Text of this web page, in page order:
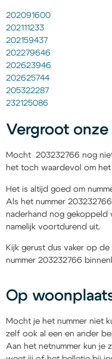
202091600
202111233
202159437
202279646
202623946
202625744
205322287
232125086
Vergroot onze
Mocht 203232766 nog
het toch waardevol om
Het is altijd goed om
Als het nummer
naderhand nog gekoppeld
namelijk voortdurend uit.
Kijk gerust dus vaker op
nummer 203232766
Op
Mocht je het nummer niet
zelf ook al een en ander
Aan het netnummer kun je